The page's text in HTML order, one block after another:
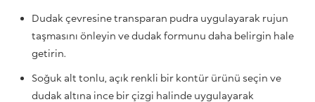
Dudak çevresine transparan pudra uygulayarak rujun
taşmasını önleyin ve dudak formunu daha belirgin hale
getirin.
Soğuk alt tonlu, açık renkli bir kontür ürünü seçin ve
dudak altına ince bir çizgi halinde uygulayarak